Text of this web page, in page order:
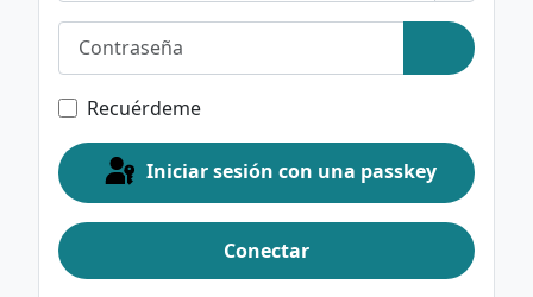
Contraseña
Mostrar
Recuérdeme
Iniciar sesión con una passkey
Conectar